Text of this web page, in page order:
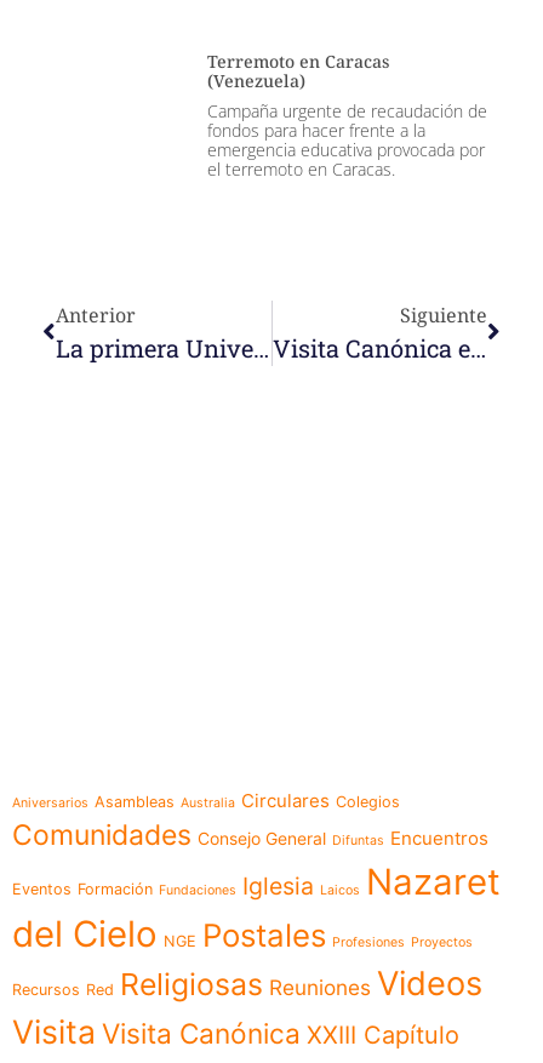
Terremoto en Caracas
(Venezuela)
Campaña urgente de recaudación de
fondos para hacer frente a la
emergencia educativa provocada por
el terremoto en Caracas.
Anterior
La primera Universidad Católica en Irak, en Erbil
Siguiente
Visita Canónica en Caracas y Jarillo
Aniversarios Asambleas Australia Circulares Colegios
Comunidades Consejo General Difuntas Encuentros
Eventos Formación Fundaciones Iglesia Laicos
Nazaret
del Cielo NGE Postales Profesiones Proyectos
Recursos Red Religiosas Reuniones Videos
Visita Visita Canónica XXIII Capítulo